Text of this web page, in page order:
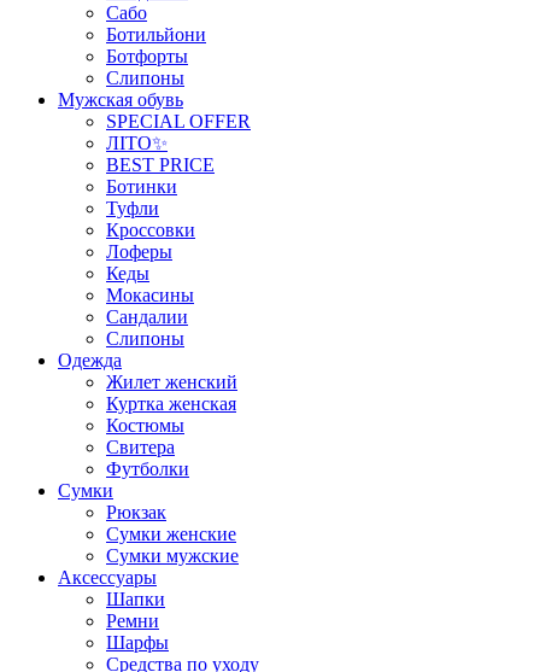
Сабо
Ботильйони
Ботфорты
Слипоны
Мужская обувь
SPECIAL OFFER
ЛІТО✨
BEST PRICE
Ботинки
Туфли
Кроссовки
Лоферы
Кеды
Мокасины
Сандалии
Слипоны
Одежда
Жилет женский
Куртка женская
Костюмы
Свитера
Футболки
Сумки
Рюкзак
Сумки женские
Сумки мужские
Аксеcсуары
Шапки
Ремни
Шарфы
Средства по уходу